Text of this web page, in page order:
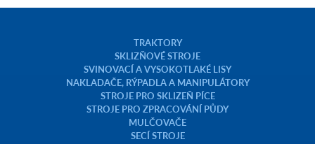
TRAKTORY
SKLIZŇOVÉ STROJE
SVINOVACÍ A VYSOKOTLAKÉ LISY
NAKLADAČE, RÝPADLA A MANIPULÁTORY
STROJE PRO SKLIZEŇ PÍCE
STROJE PRO ZPRACOVÁNÍ PŮDY
MULČOVAČE
SECÍ STROJE